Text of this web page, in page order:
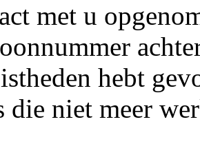
met u
hebt
die niet meer